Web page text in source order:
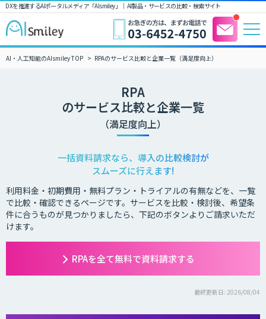
DXを推進するAIポータルメディア「AIsmiley」｜ AI製品・サービスの比較・検索サイト
AI・人工知能のAIsmiley TOP RPAのサービス比較と企業一覧（満足度向上）
RPA
のサービス比較と企業一覧
（満足度向上）
一括資料請求なら、導入の比較検討が
スムーズに行えます!
利用料金・初期費用・無料プラン・トライアルの有無などを、一覧
で比較・確認できるページです。サービスを比較・検討後、希望条
件に合うものが見つかりましたら、下記のボタンよりご請求いただ
けます。
RPAを全て無料で資料請求する
最終更新日: 2026/08/04